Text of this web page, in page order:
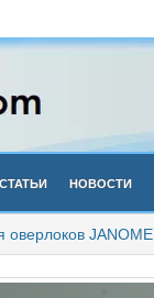
Статьи Новости
оверлоков JANOME